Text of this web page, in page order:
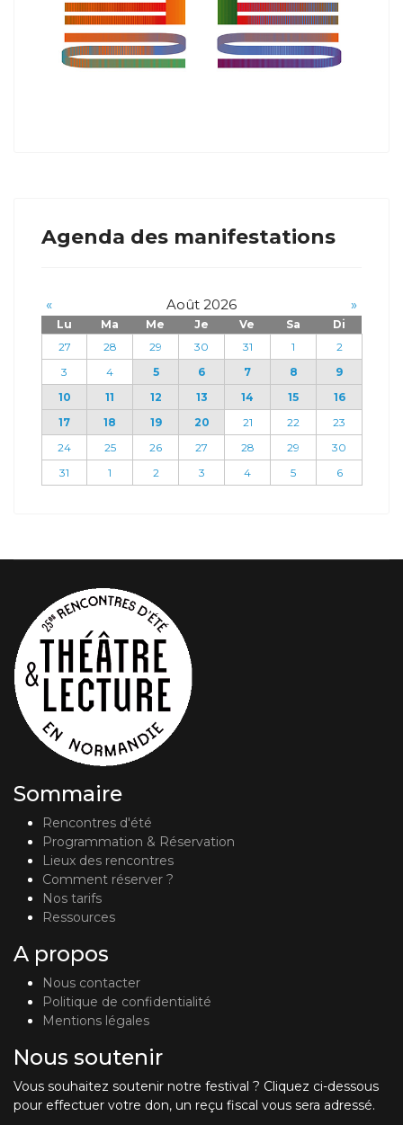
Agenda des manifestations
« Août 2026 »
Lu Ma Me Je Ve Sa
Di
27
28 29 30 31 1
2
3
4 5 6 7 8
9
10
11 12 13 14 15
16
17
18 19 20 21 22
23
24
25 26 27 28 29
30
31
1 2 3 4 5 6
Sommaire
Rencontres d'été
Programmation & Réservation
Lieux des rencontres
Comment réserver ?
Nos tarifs
Ressources
A propos
Nous contacter
Politique de confidentialité
Mentions légales
Nous soutenir
Vous souhaitez soutenir notre festival ? Cliquez ci-dessous
pour effectuer votre don, un reçu fiscal vous sera adressé.